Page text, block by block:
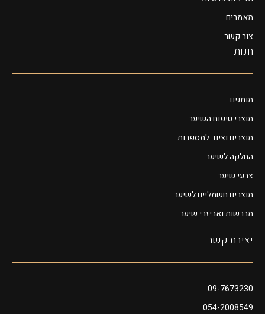
מאמרים
צור קשר
חנות
מותגים
מוצרי טיפוח השיער
מוצרים וציוד למספרות
החלקה לשיער
צבעי שיער
מוצרים חשמליים לשיער
מברשות ואביזרי שיער
יצירת קשר
09-7673230
054-2008549